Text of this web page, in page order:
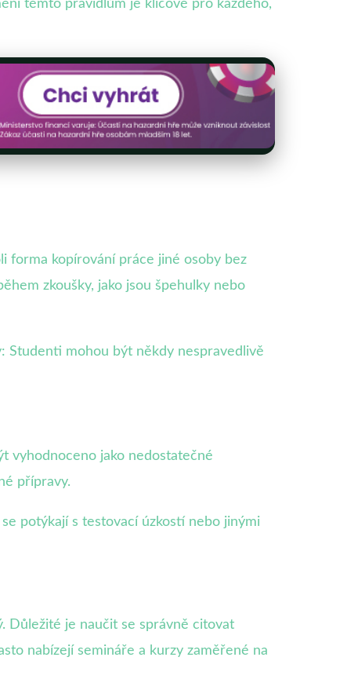
těmto pravidlům je klíčové pro každého,
forma kopírování práce jiné osoby bez
zkoušky, jako jsou špehulky nebo
Studenti mohou být někdy nespravedlivě
vyhodnoceno jako nedostatečné
přípravy.
potýkají s testovací úzkostí nebo jinými
Důležité je naučit se správně citovat
nabízejí semináře a kurzy zaměřené na